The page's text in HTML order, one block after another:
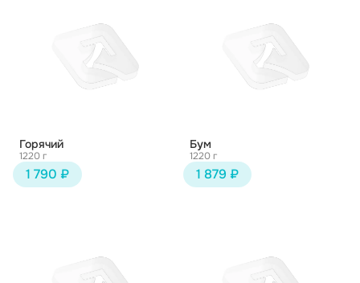
Горячий
1220 г
1 790 ₽
Бум
1220 г
1 879 ₽